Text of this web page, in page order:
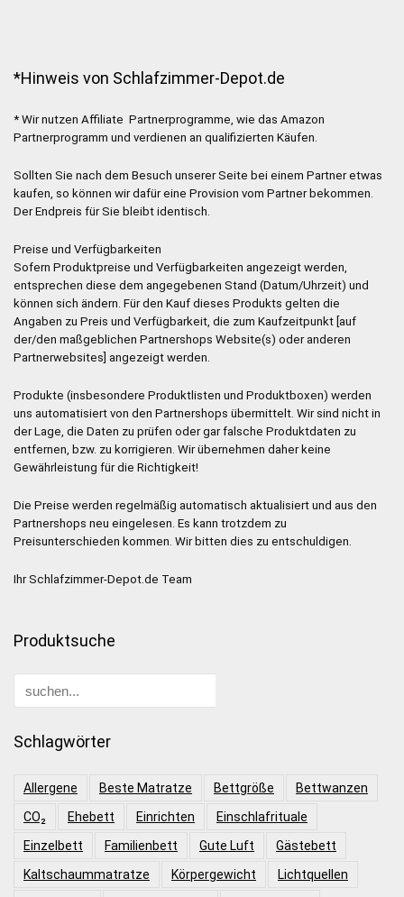
*Hinweis von Schlafzimmer-Depot.de
* Wir nutzen Affiliate Partnerprogramme, wie das Amazon
Partnerprogramm und verdienen an qualifizierten Käufen.
Sollten Sie nach dem Besuch unserer Seite bei einem Partner etwas
kaufen, so können wir dafür eine Provision vom Partner bekommen.
Der Endpreis für Sie bleibt identisch.
Preise und Verfügbarkeiten
Sofern Produktpreise und Verfügbarkeiten angezeigt werden,
entsprechen diese dem angegebenen Stand (Datum/Uhrzeit) und
können sich ändern. Für den Kauf dieses Produkts gelten die
Angaben zu Preis und Verfügbarkeit, die zum Kaufzeitpunkt [auf
der/den maßgeblichen Partnershops Website(s) oder anderen
Partnerwebsites] angezeigt werden.
Produkte (insbesondere Produktlisten und Produktboxen) werden
uns automatisiert von den Partnershops übermittelt. Wir sind nicht in
der Lage, die Daten zu prüfen oder gar falsche Produktdaten zu
entfernen, bzw. zu korrigieren. Wir übernehmen daher keine
Gewährleistung für die Richtigkeit!
Die Preise werden regelmäßig automatisch aktualisiert und aus den
Partnershops neu eingelesen. Es kann trotzdem zu
Preisunterschieden kommen. Wir bitten dies zu entschuldigen.
Ihr Schlafzimmer-Depot.de Team
Produktsuche
Schlagwörter
Allergene Beste Matratze Bettgröße
Bettwanzen
CO₂
Ehebett Einrichten
Einschlafrituale
Einzelbett
Familienbett Gute Luft
Gästebett
Kaltschaummatratze
Körpergewicht
Lichtquellen